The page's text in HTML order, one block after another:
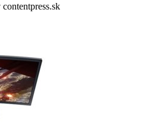
contentpress.sk